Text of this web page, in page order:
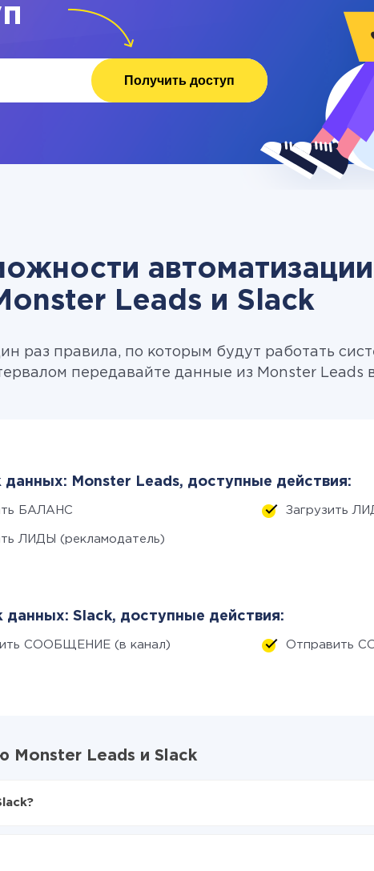
Получить доступ
автоматизации
Leads и Slack
раз правила, по которым будут работать
передавайте данные из Monster Leads
данных: Monster Leads, доступные действия:
БАЛАНС Загрузить
ЛИДЫ (рекламодатель)
данных: Slack, доступные действия:
СООБЩЕНИЕ (в канал) Отправить
Monster Leads и Slack